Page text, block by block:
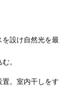
を設け自然光を最
。
。室内干しをす